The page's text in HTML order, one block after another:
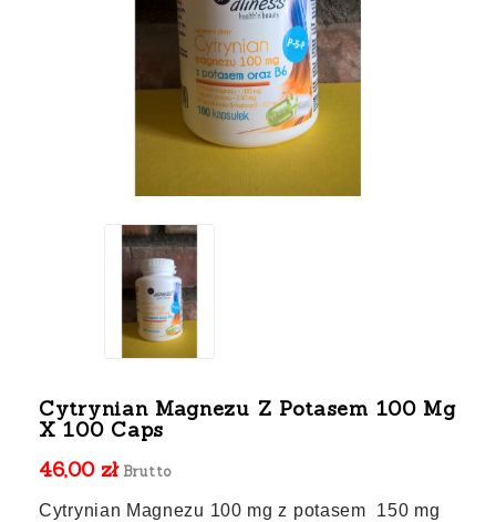
Cytrynian Magnezu Z Potasem 100 Mg
X 100 Caps
46,00 zł Brutto
Cytrynian Magnezu 100 mg z potasem 150 mg